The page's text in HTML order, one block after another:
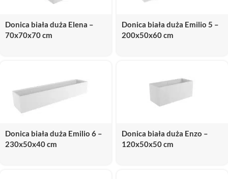
Donica biała duża Elena –
70x70x70 cm
Donica biała duża Emilio 5 –
200x50x60 cm
Donica biała duża Emilio 6 –
230x50x40 cm
Donica biała duża Enzo –
120x50x50 cm